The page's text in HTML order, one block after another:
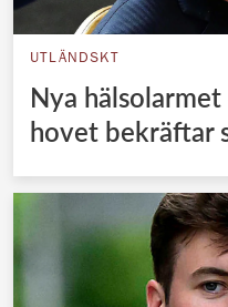
UTLÄNDSKT
Nya
hovet bekräftar